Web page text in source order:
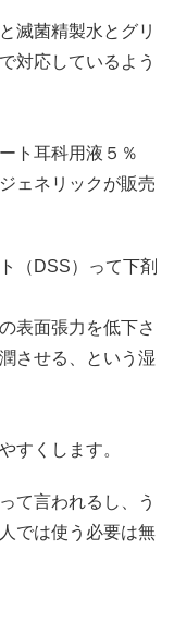
滅菌精製水とグリ
対応しているよう
ト耳科用液５％
ェネリックが販売
（DSS）って下剤
表面張力を低下さ
させる、という湿
すくします。
て言われるし、う
では使う必要は無